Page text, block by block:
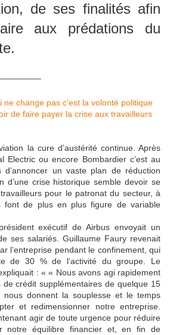
de ses finalités afin
aux prédations du
la cure d’austérité continue. Après
Electric ou encore Bombardier c’est au
un vaste plan de réduction
d’une crise historique semble devoir se
pour le patronat du secteur, à
font de plus en plus figure de variable
exécutif de Airbus envoyait un
ses salariés. Guillaume Faury revenait
l’entreprise pendant le confinement, qui
de 30 % de l’activité du groupe. Le
: « « Nous avons agi rapidement
crédit supplémentaires de quelque 15
nous donnent la souplesse et le temps
et redimensionner notre entreprise.
agir de toute urgence pour réduire
notre équilibre financier et, en fin de